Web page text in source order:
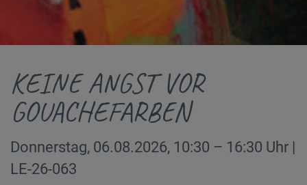
KEINE ANGST VOR
GOUACHEFARBEN
Donnerstag, 06.08.2026, 10:30 – 16:30 Uhr |
LE-26-063